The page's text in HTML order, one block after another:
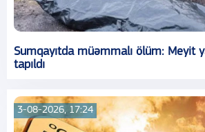
Sumqayıtda müəmmalı ölüm: Meyit
tapıldı
3-08-2026, 17:24